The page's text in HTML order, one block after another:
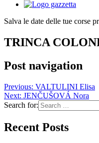
Salva le date delle tue corse
TRINCA
Post navigation
Previous: VALTULINI Elisa
Next: JENČUŠOVÁ Nora
Search for:
Recent Posts